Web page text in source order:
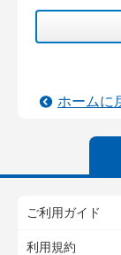
ホームに
ご利用ガイド
利用規約